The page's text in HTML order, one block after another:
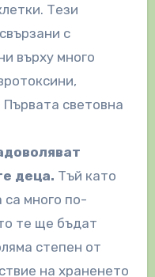
Тези
с
върху много
световна
деца. Тъй като
са много по-
те ще бъдат
степен от
на храненето